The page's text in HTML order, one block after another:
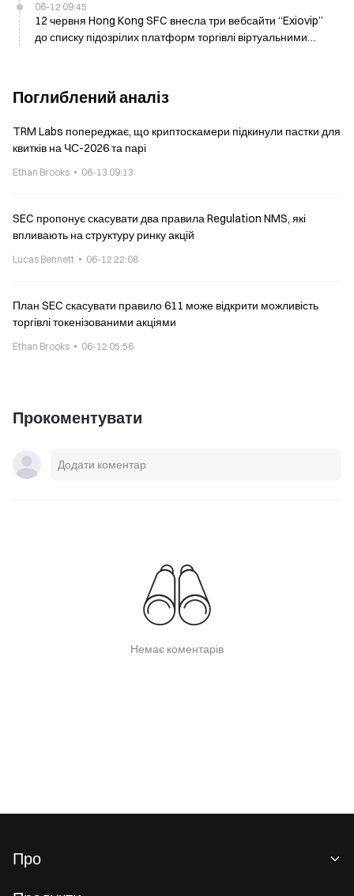
06-12 09:45
12 червня Hong Kong SFC внесла три вебсайти “Exiovip”
до списку підозрілих платформ торгівлі віртуальними
Поглиблений аналіз
TRM Labs попереджає, що криптоскамери підкинули пастки для
квитків на ЧС-2026 та парі
Ethan Brooks 06-13 09:13
SEC пропонує скасувати два правила Regulation NMS, які
впливають на структуру ринку акцій
Lucas Bennett 06-12 22:08
План SEC скасувати правило 611 може відкрити можливість
торгівлі токенізованими акціями
Ethan Brooks 06-12 05:56
Прокоментувати
Немає коментарів
Про